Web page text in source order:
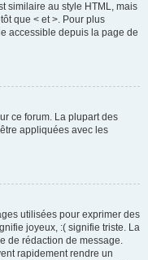
similaire au style HTML, mais
que < et >. Pour plus
accessible depuis la page de
ce forum. La plupart des
appliquées avec les
utilisées pour exprimer des
joyeux, :( signifie triste. La
de rédaction de message.
rapidement rendre un